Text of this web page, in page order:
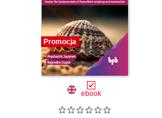
Promocja
ebook